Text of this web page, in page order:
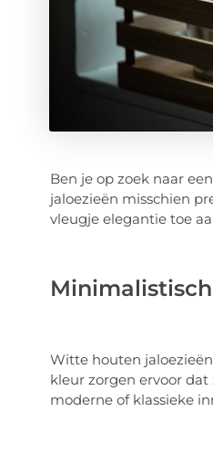
Ben je op zoek naar
jaloezieën misschien
vleugje elegantie toe
Witte houten
kleur zorgen ervoor
moderne of klassieke